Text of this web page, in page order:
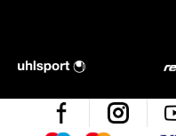
Facebook